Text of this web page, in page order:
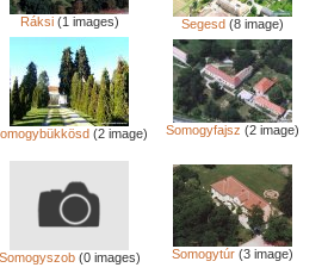
Ráksi(1 images) Segesd(8 image)
(2 image) Somogyfajsz (2 image)
Somogyszob(0 images) Somogytúr(3 image)